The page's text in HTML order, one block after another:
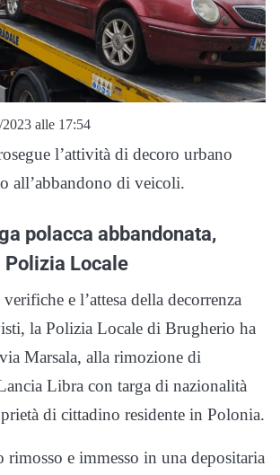
2023 alle 17:54
l’attività di decoro urbano
all’abbandono di veicoli.
polacca abbandonata,
Locale
e l’attesa della decorrenza
la Polizia Locale di Brugherio ha
Marsala, alla rimozione di
Libra con targa di nazionalità
di cittadino residente in Polonia.
rimosso e immesso in una depositaria